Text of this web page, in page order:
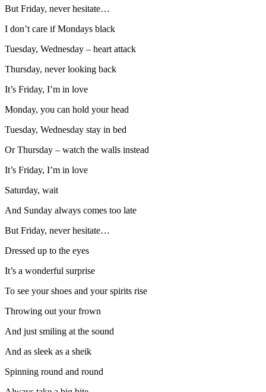
But Friday, never hesitate…
I don’t care if Mondays black
Tuesday, Wednesday – heart attack
Thursday, never looking back
It’s Friday, I’m in love
Monday, you can hold your head
Tuesday, Wednesday stay in bed
Or Thursday – watch the walls instead
It’s Friday, I’m in love
Saturday, wait
And Sunday always comes too late
But Friday, never hesitate…
Dressed up to the eyes
It’s a wonderful surprise
To see your shoes and your spirits rise
Throwing out your frown
And just smiling at the sound
And as sleek as a sheik
Spinning round and round